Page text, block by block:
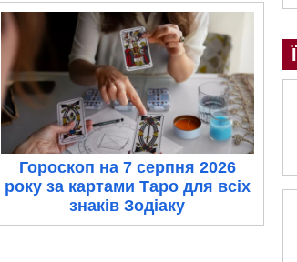
Гороскоп на 7 серпня 2026
року за картами Таро для всіх
знаків Зодіаку